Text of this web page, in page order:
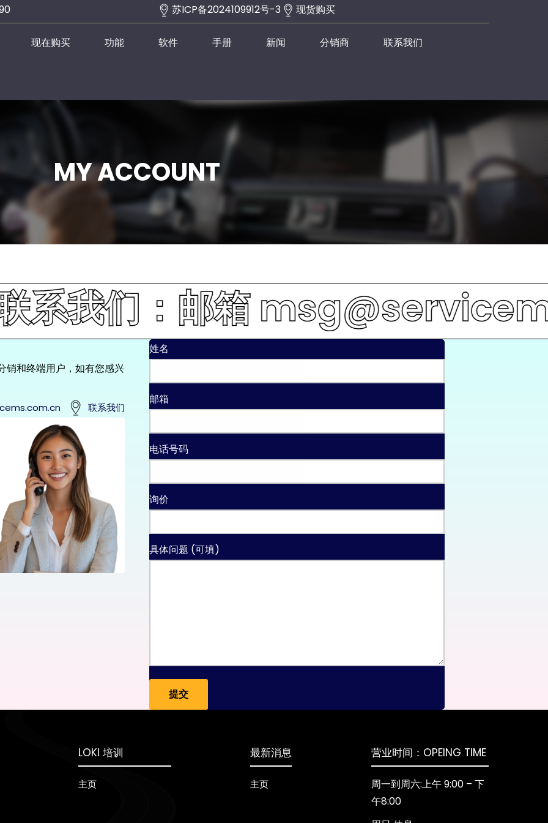
苏ICP备2024109912号-3 现货购买
现在购买 功能 软件 手册 新闻 分销商 联系我们
MY ACCOUNT
系我们：邮箱
销和终端用户，如有您感兴
联系我们
姓名
邮箱
电话号码
询价
具体问题 (可填)
LOKI 培训
主页
最新消息
主页
营业时间：OPEING TIME
周一到周六:上午 9:00 – 下
午8:00